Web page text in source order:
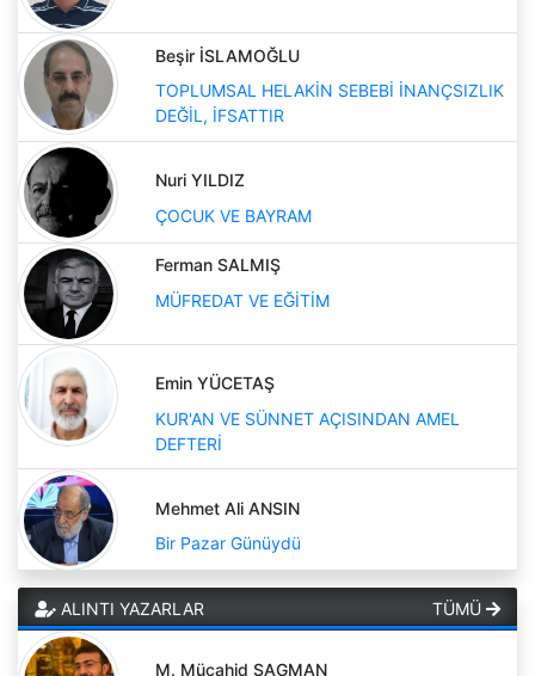
Beşir İSLAMOĞLU
TOPLUMSAL HELAKİN SEBEBİ İNANÇSIZLIK
DEĞİL, İFSATTIR
Nuri YILDIZ
ÇOCUK VE BAYRAM
Ferman SALMIŞ
MÜFREDAT VE EĞİTİM
Emin YÜCETAŞ
KUR'AN VE SÜNNET AÇISINDAN AMEL
DEFTERİ
Mehmet Ali ANSIN
Bir Pazar Günüydü
ALINTI YAZARLAR TÜMÜ
M. Mücahid SAGMAN